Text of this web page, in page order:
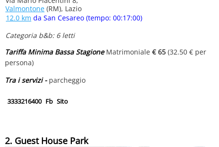
Valmontone (RM), Lazio
12.0 km da San Cesareo (tempo: 00:17:00)
Categoria b&b: 6 letti
Tariffa Minima Bassa StagioneMatrimoniale € 65 (32.50 € per
persona)
Tra i servizi - parcheggio
3333216400 Fb Sito
2. Guest House Park